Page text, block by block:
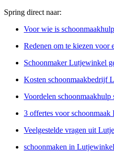
Spring direct naar:
Voor wie is
Redenen om te kiezen voor
Schoonmaker Lutjewinkel
Kosten schoonmaakbedrijf
Voordelen
3 offertes voor
Veelgestelde vragen uit
schoonmaken in Lutjewinkel